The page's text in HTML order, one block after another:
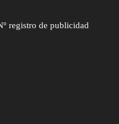
registro de publicidad